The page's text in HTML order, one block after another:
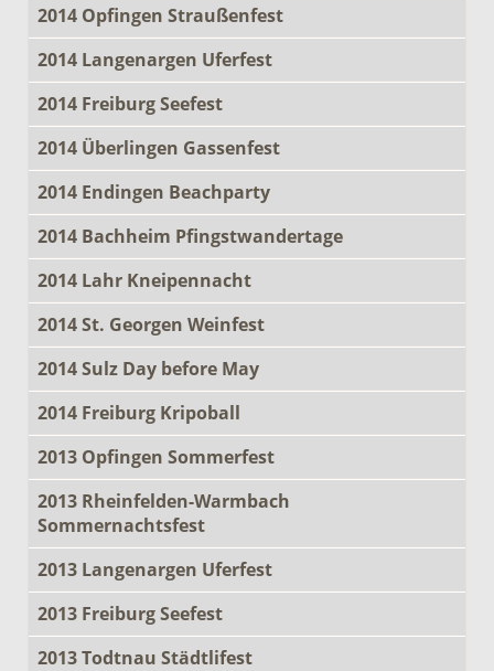
2014 Opfingen Straußenfest
2014 Langenargen Uferfest
2014 Freiburg Seefest
2014 Überlingen Gassenfest
2014 Endingen Beachparty
2014 Bachheim Pfingstwandertage
2014 Lahr Kneipennacht
2014 St. Georgen Weinfest
2014 Sulz Day before May
2014 Freiburg Kripoball
2013 Opfingen Sommerfest
2013 Rheinfelden-Warmbach
Sommernachtsfest
2013 Langenargen Uferfest
2013 Freiburg Seefest
2013 Todtnau Städtlifest